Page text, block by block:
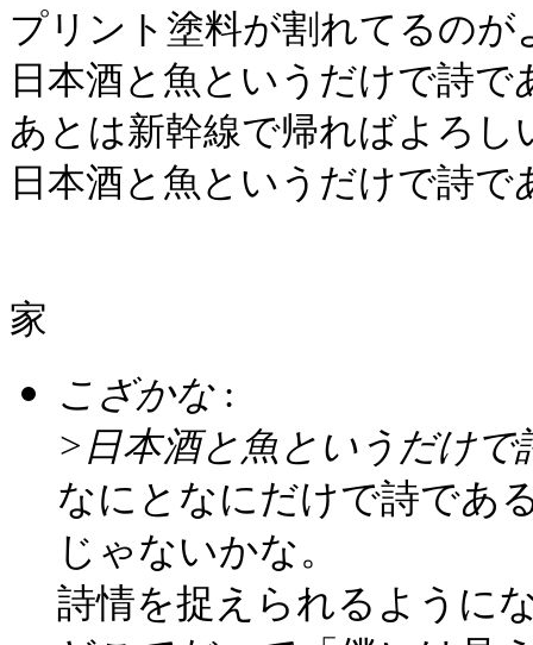
プリント塗料が割れてるのが
日本酒と魚というだけで詩で
あとは新幹線で帰ればよろし
日本酒と魚というだけで詩で
家
こざかな:
>日本酒と魚というだけで
なにとなにだけで詩であ
じゃないかな。
詩情を捉えられるように